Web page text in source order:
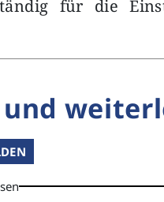
für die